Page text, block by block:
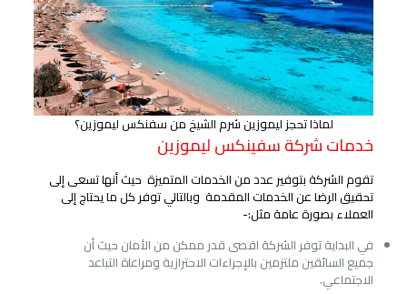
لماذا تحجز ليموزين شرم الشيخ من سفنكس ليموزين؟
خدمات شركة سفينكس ليموزين
تقوم الشركة بتوفير عدد من الخدمات المتميزة حيث أنها تسعى إلى
تحقيق الرضا عن الخدمات المقدمة وبالتالي توفر كل ما يحتاج إلى
العملاء بصورة عامة مثل:-
في البداية توفر الشركة اقصى قدر ممكن من الأمان حيث أن
جميع السائقين ملتزمين بالإجراءات الاحترازية ومراعاة التباعد
الاجتماعي.